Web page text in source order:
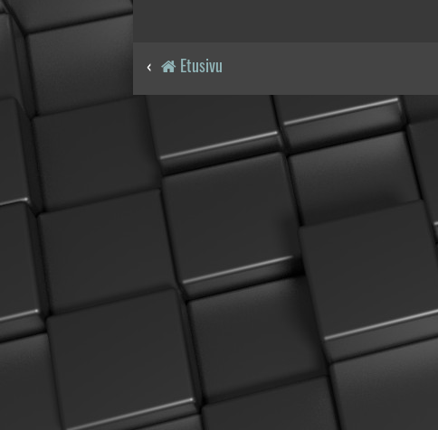
Etusivu